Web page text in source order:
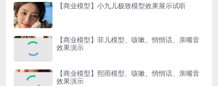
【商业模型】小九儿极致模型效果展示试听
【商业模型】菲儿模型、咳嗽、悄悄话、亲嘴音
效果演示
【商业模型】熙雨模型、咳嗽、悄悄话、亲嘴音
效果演示